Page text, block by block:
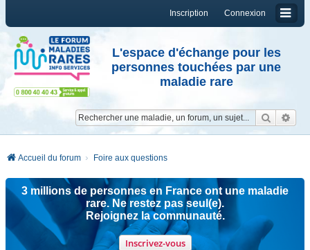
Connexion
Inscription
L'espace d'échange pour les
personnes touchées par une
maladie rare
Accueil du forum Foire aux questions
3 millions de personnes en France ont une maladie
rare. Ne restez pas seul(e).
Rejoignez la communauté.
Inscrivez-vous